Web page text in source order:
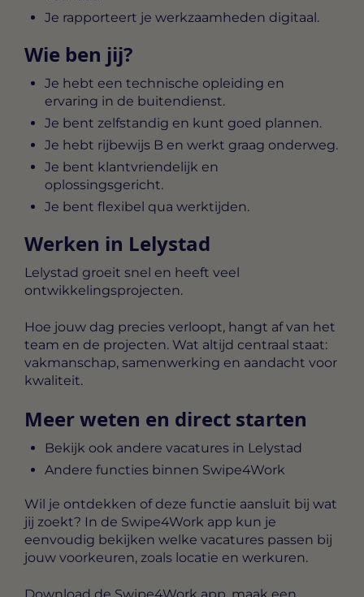
Je rapporteert je werkzaamheden digitaal.
Wie ben jij?
Je hebt een technische opleiding en
ervaring in de buitendienst.
Je bent zelfstandig en kunt goed plannen.
Je hebt rijbewijs B en werkt graag onderweg.
Je bent klantvriendelijk en
oplossingsgericht.
Je bent flexibel qua werktijden.
Werken in Lelystad
Lelystad groeit snel en heeft veel
ontwikkelingsprojecten.
Hoe jouw dag precies verloopt, hangt af van het
team en de projecten. Wat altijd centraal staat:
vakmanschap, samenwerking en aandacht voor
kwaliteit.
Meer weten en direct starten
Bekijk ook andere vacatures in Lelystad
Andere functies binnen Swipe4Work
Wil je ontdekken of deze functie aansluit bij wat
jij zoekt? In de Swipe4Work app kun je
eenvoudig bekijken welke vacatures passen bij
jouw voorkeuren, zoals locatie en werkuren.
Download de Swipe4Work app, maak een